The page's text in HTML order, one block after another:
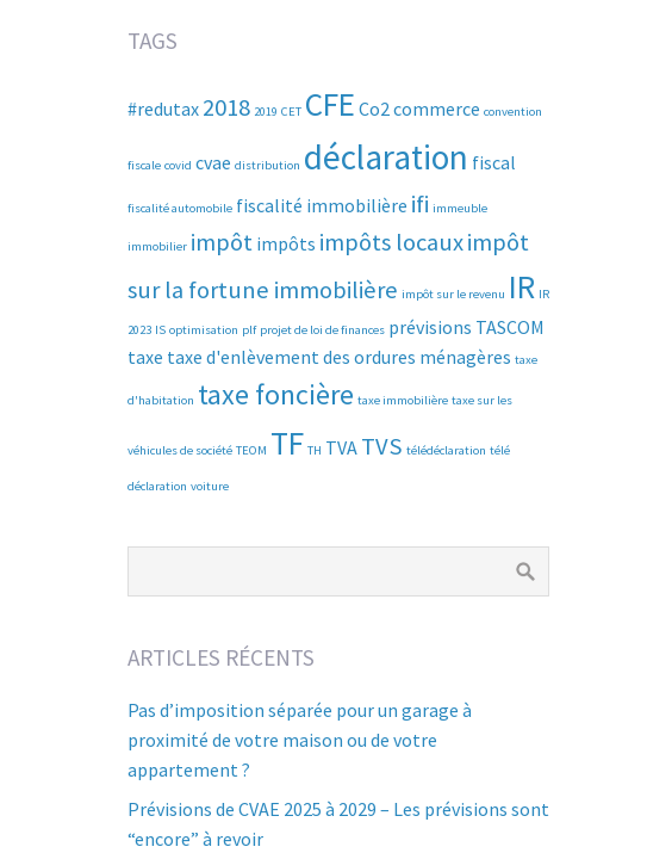
TAGS
#redutax 2018 2019 CET CFE Co2commerce convention
fiscale covid cvae distribution déclaration fiscal
fiscalité automobile fiscalité immobilière ifi immeuble
immobilier impôt impôts impôts locauximpôt
sur la fortune immobilière impôt sur le revenu IR IR
2023 IS optimisation plf projet de loi de finances prévisions TASCOM
taxe taxe d'enlèvement des ordures ménagères taxe
d'habitation taxe foncière taxe immobilière taxe sur les
véhicules de société TEOM TF TH TVA TVS télédéclaration télé
déclaration voiture
ARTICLES RÉCENTS
Pas d’imposition séparée pour un garage à
proximité de votre maison ou de votre
appartement ?
Prévisions de CVAE 2025 à 2029 – Les prévisions sont
“encore” à revoir